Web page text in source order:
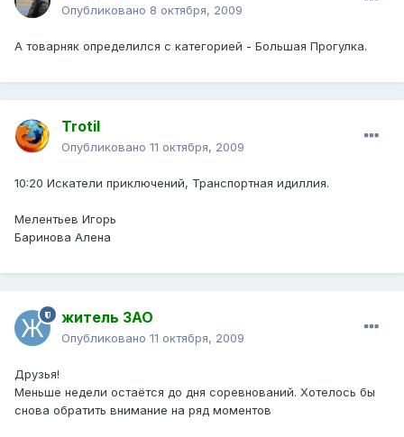
Опубликовано 8 октября, 2009
А товарняк определился с категорией - Большая Прогулка.
Trotil
Опубликовано 11 октября, 2009
10:20 Искатели приключений, Транспортная идиллия.
Мелентьев Игорь
Баринова Алена
житель ЗАО
Опубликовано 11 октября, 2009
Друзья!
Меньше недели остаётся до дня соревнований. Хотелось бы
снова обратить внимание на ряд моментов